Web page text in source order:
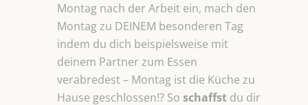
Montag nach der Arbeit ein, mach den
Montag zu DEINEM besonderen Tag
indem du dich beispielsweise mit
deinem Partner zum Essen
verabredest – Montag ist die Küche zu
Hause geschlossen!? Soschaffst du dir